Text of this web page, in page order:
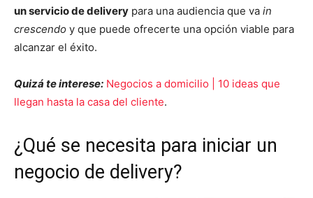
un servicio de delivery para una audiencia que va in
crescendo y que puede ofrecerte una opción viable para
alcanzar el éxito.
Quizá te interese: Negocios a domicilio | 10 ideas que
llegan hasta la casa del cliente.
¿Qué se necesita para iniciar un
negocio de delivery?